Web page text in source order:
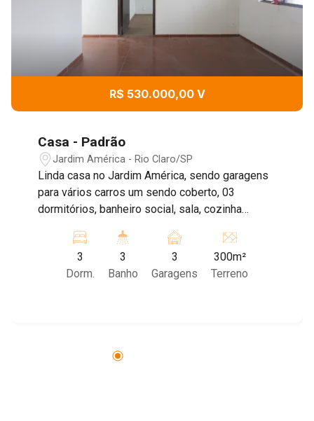
R$ 530.000,00 V
Casa - Padrão
Jardim América - Rio Claro/SP
Linda casa no Jardim América, sendo garagens
para vários carros um sendo coberto, 03
dormitórios, banheiro social, sala, cozinha
churrasqueira e aos fundos edícula
assobradada.
3
Dorm.
3
Banho
3
Garagens
300m²
Terreno